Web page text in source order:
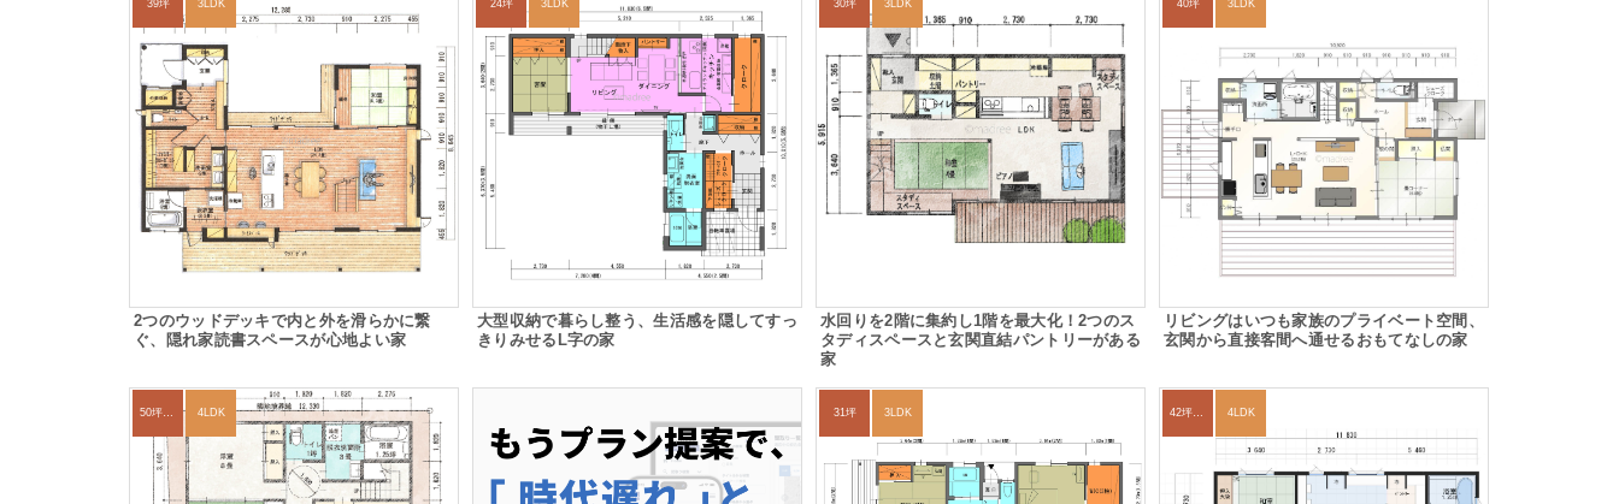
39坪 3LDK
2つのウッドデッキで内と外を滑らかに繋
ぐ、隠れ家読書スペースが心地よい家
24坪 3LDK
大型収納で暮らし整う、生活感を隠してすっ
きりみせるL字の家
30坪 3LDK
水回りを2階に集約し1階を最大化！2つのス
タディスペースと玄関直結パントリーがある
家
40坪 3LDK
リビングはいつも家族のプライベート空間、
玄関から直接客間へ通せるおもてなしの家
50坪以上 4LDK 31坪 3LDK 42坪～45坪 4LDK